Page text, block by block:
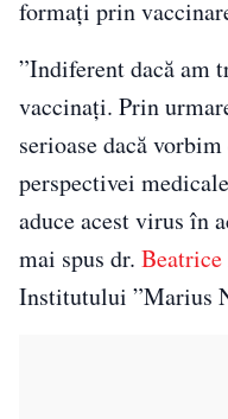
formaţi prin
”Indiferent dacă am
vaccinaţi. Prin
serioase dacă
perspectivei
aduce acest virus în
mai spus dr.
Institutului ”Marius